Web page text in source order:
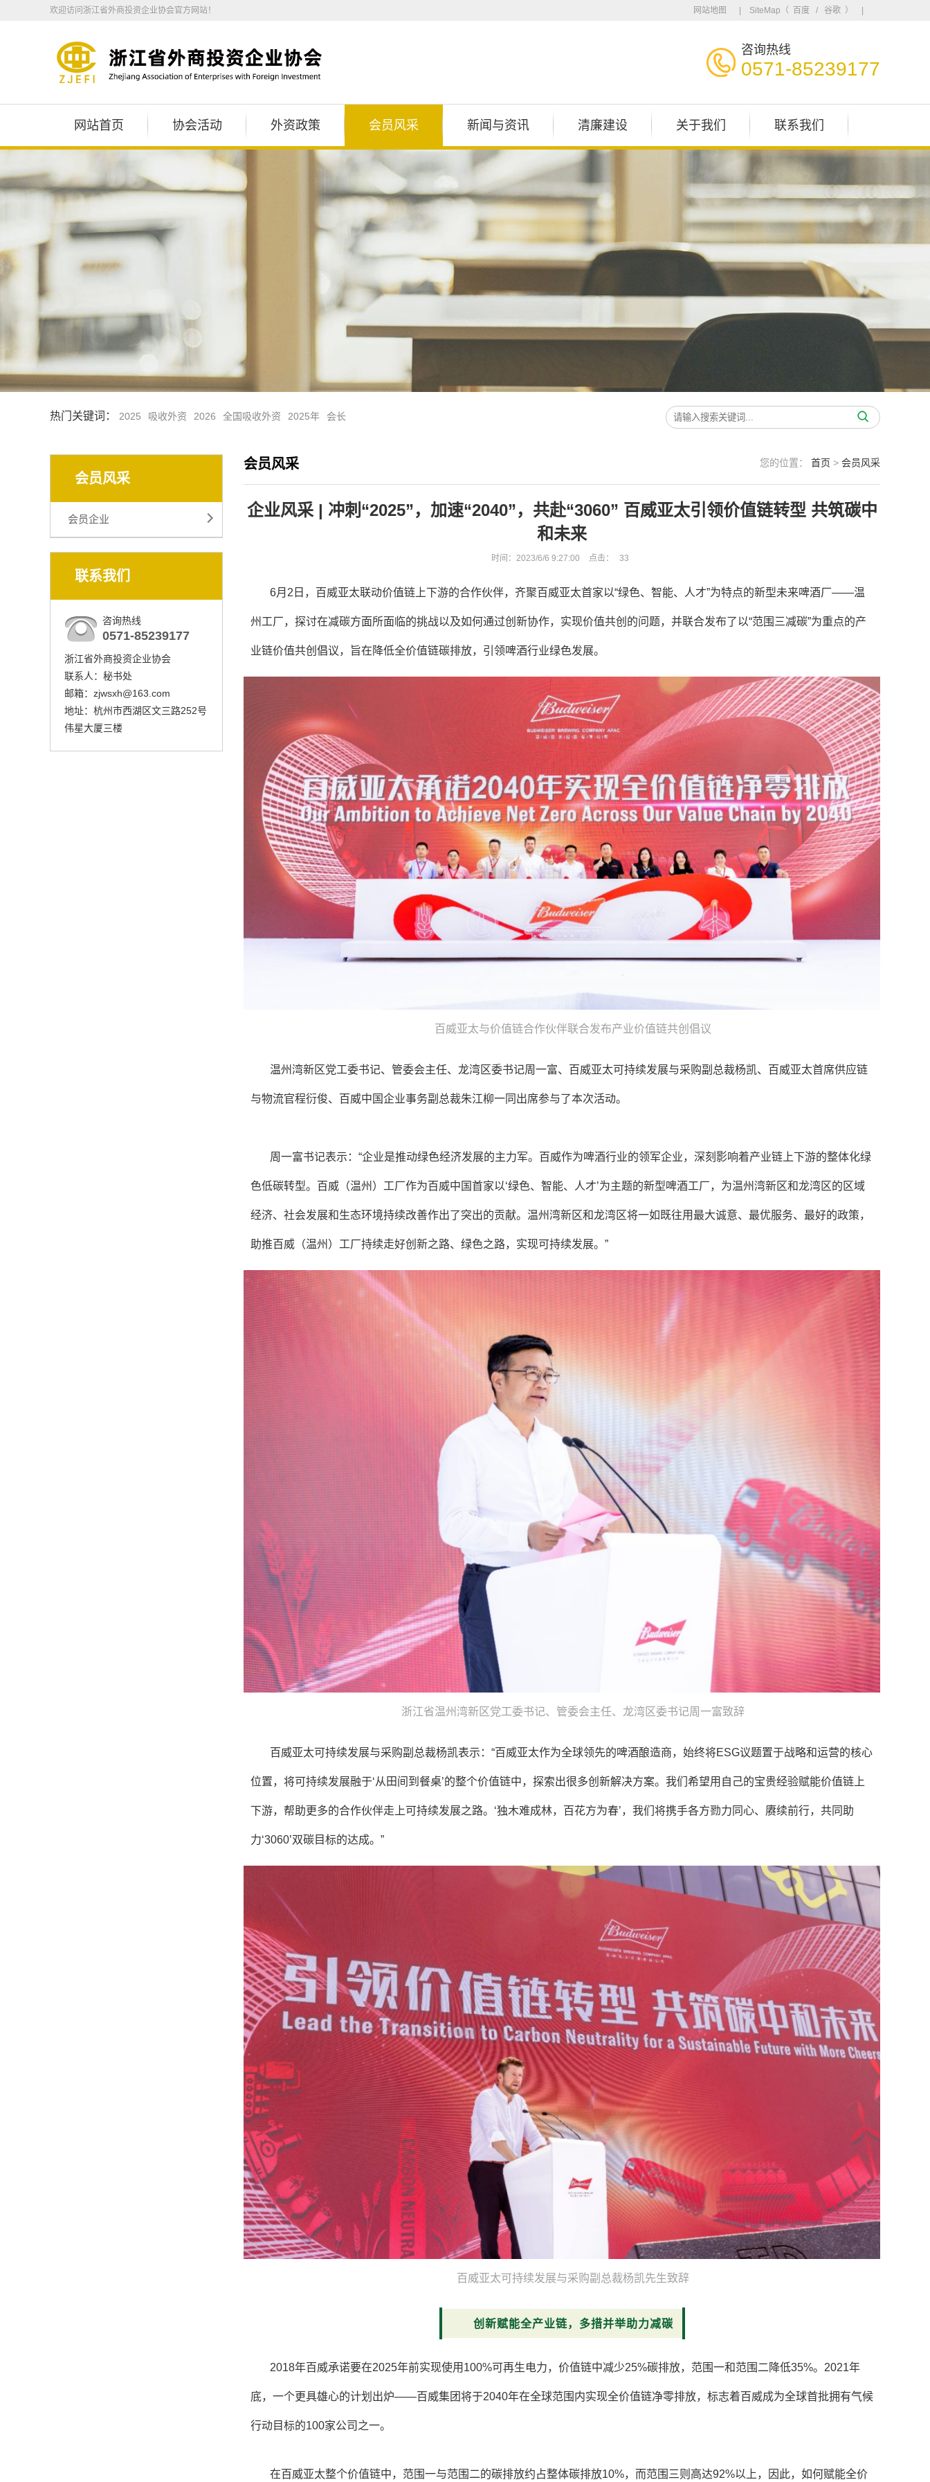
欢迎访问浙江省外商投资企业协会官方网站！ 网站地图 | SiteMap（ 百度 / 谷歌 ） |
咨询热线
0571-85239177
网站首页 协会活动 外资政策 会员风采 新闻与资讯 清廉建设 关于我们 联系我们
热门关键词： 2025 吸收外资 2026 全国吸收外资 2025年 会长
会员风采
会员企业
联系我们
咨询热线
0571-85239177
浙江省外商投资企业协会
联系人：秘书处
邮箱：zjwsxh@163.com
地址：杭州市西湖区文三路252号
伟星大厦三楼
您的位置： 首页 > 会员风采
会员风采
企业风采 | 冲刺“2025”，加速“2040”，共赴“3060” 百威亚太引领价值链转型 共筑碳中
和未来
时间：2023/6/6 9:27:00 点击： 33
6月2日，百威亚太联动价值链上下游的合作伙伴，齐聚百威亚太首家以“绿色、智能、人才”为特点的新型未来啤酒厂——温
州工厂，探讨在减碳方面所面临的挑战以及如何通过创新协作，实现价值共创的问题，并联合发布了以“范围三减碳”为重点的产
业链价值共创倡议，旨在降低全价值链碳排放，引领啤酒行业绿色发展。
百威亚太与价值链合作伙伴联合发布产业价值链共创倡议
温州湾新区党工委书记、管委会主任、龙湾区委书记周一富、百威亚太可持续发展与采购副总裁杨凯、百威亚太首席供应链
与物流官程衍俊、百威中国企业事务副总裁朱江柳一同出席参与了本次活动。
周一富书记表示：“企业是推动绿色经济发展的主力军。百威作为啤酒行业的领军企业，深刻影响着产业链上下游的整体化绿
色低碳转型。百威（温州）工厂作为百威中国首家以‘绿色、智能、人才’为主题的新型啤酒工厂，为温州湾新区和龙湾区的区域
经济、社会发展和生态环境持续改善作出了突出的贡献。温州湾新区和龙湾区将一如既往用最大诚意、最优服务、最好的政策，
助推百威（温州）工厂持续走好创新之路、绿色之路，实现可持续发展。”
浙江省温州湾新区党工委书记、管委会主任、龙湾区委书记周一富致辞
百威亚太可持续发展与采购副总裁杨凯表示：“百威亚太作为全球领先的啤酒酿造商，始终将ESG议题置于战略和运营的核心
位置，将可持续发展融于‘从田间到餐桌’的整个价值链中，探索出很多创新解决方案。我们希望用自己的宝贵经验赋能价值链上
下游，帮助更多的合作伙伴走上可持续发展之路。‘独木难成林，百花方为春’，我们将携手各方勠力同心、赓续前行，共同助
力‘3060’双碳目标的达成。”
百威亚太可持续发展与采购副总裁杨凯先生致辞
创新赋能全产业链，多措并举助力减碳
2018年百威承诺要在2025年前实现使用100%可再生电力，价值链中减少25%碳排放，范围一和范围二降低35%。2021年
底，一个更具雄心的计划出炉——百威集团将于2040年在全球范围内实现全价值链净零排放，标志着百威成为全球首批拥有气候
行动目标的100家公司之一。
在百威亚太整个价值链中，范围一与范围二的碳排放约占整体碳排放10%，而范围三则高达92%以上，因此，如何赋能全价